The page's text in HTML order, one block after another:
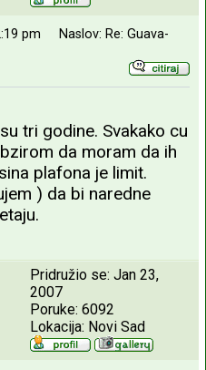
pm
Naslov: Re: Guava-
tri godine. Svakako cu
da moram da ih
plafona je limit.
) da bi naredne
Pridružio se: Jan 23,
2007
Poruke: 6092
Lokacija: Novi Sad